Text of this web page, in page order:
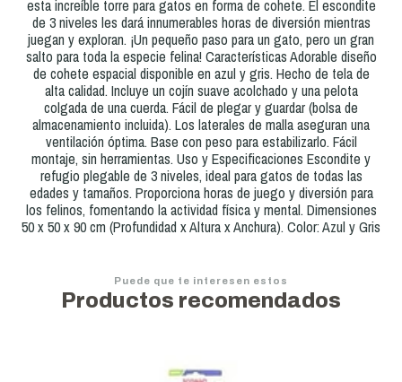
esta increíble torre para gatos en forma de cohete. El escondite
de 3 niveles les dará innumerables horas de diversión mientras
juegan y exploran. ¡Un pequeño paso para un gato, pero un gran
salto para toda la especie felina! Características Adorable diseño
de cohete espacial disponible en azul y gris. Hecho de tela de
alta calidad. Incluye un cojín suave acolchado y una pelota
colgada de una cuerda. Fácil de plegar y guardar (bolsa de
almacenamiento incluida). Los laterales de malla aseguran una
ventilación óptima. Base con peso para estabilizarlo. Fácil
montaje, sin herramientas. Uso y Especificaciones Escondite y
refugio plegable de 3 niveles, ideal para gatos de todas las
edades y tamaños. Proporciona horas de juego y diversión para
los felinos, fomentando la actividad física y mental. Dimensiones
50 x 50 x 90 cm (Profundidad x Altura x Anchura). Color: Azul y Gris
Puede que te interesen estos
Productos recomendados